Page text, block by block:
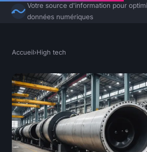
Votre source d'information pour
données numériques
Accueil›High tech